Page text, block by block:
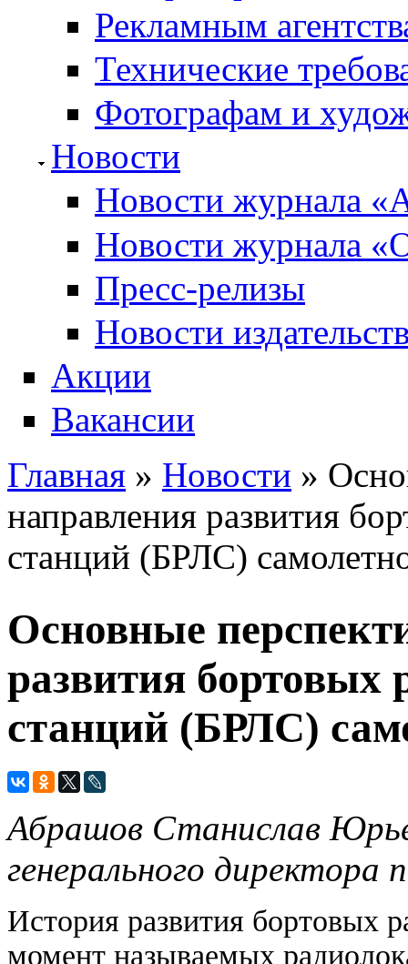
Рекламным
Технические
Фотографам и
Новости
Новости журнала
Новости журнала
Пресс-релизы
Новости
Акции
Вакансии
Вы здесь
Главная » Новости »
направления развития
станций (БРЛС)
Основные
развития бортовых
станций (БРЛС)
Абрашов Станислав
генерального
История развития бортовых
момент называемых